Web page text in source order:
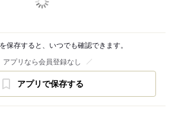
保存すると、いつでも確認できます。
アプリなら会員登録なし
アプリで保存する